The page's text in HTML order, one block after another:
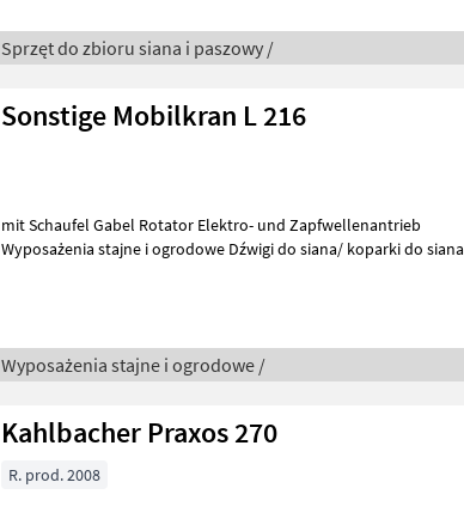
Sprzęt do zbioru siana i paszowy /
Sonstige Mobilkran L 216
mit Schaufel Gabel Rotator Elektro- und Zapfwellenantrieb
Wyposażenia stajne i ogrodowe Dźwigi do siana/ koparki do siana
Wyposażenia stajne i ogrodowe /
Kahlbacher Praxos 270
R. prod. 2008